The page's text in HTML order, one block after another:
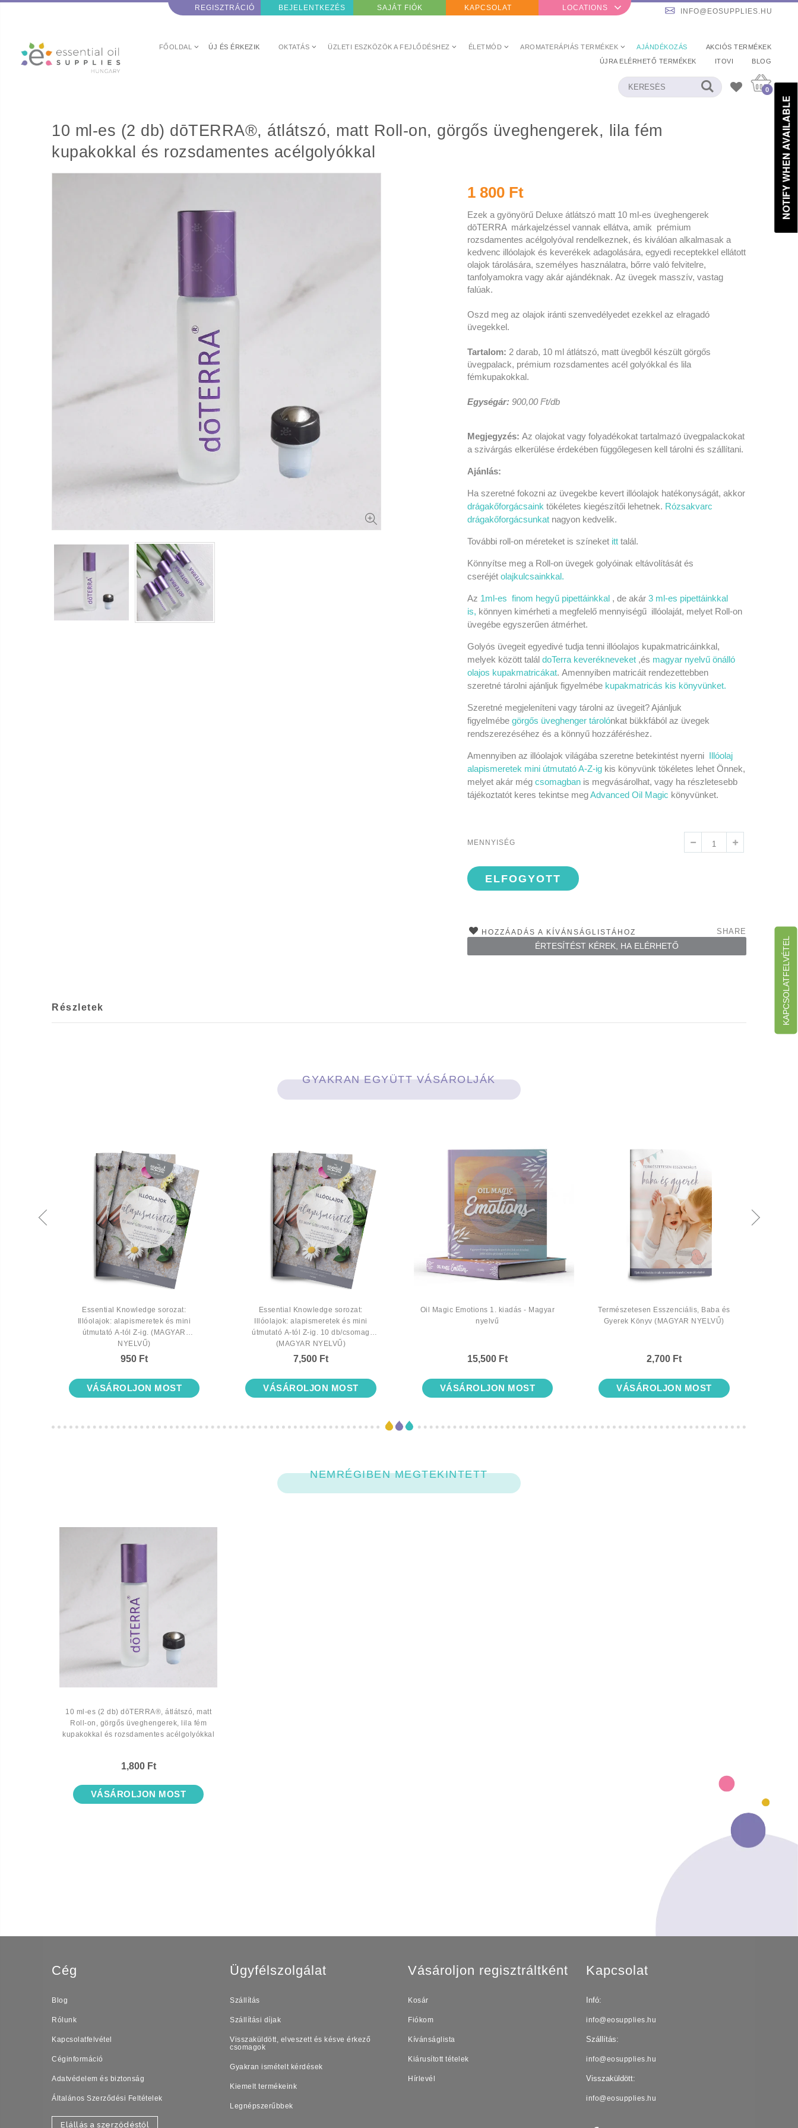
REGISZTRÁCIÓ BEJELENTKEZÉS SAJÁT FIÓK KAPCSOLAT LOCATIONS INFO@EOSUPPLIES.HU
FŐOLDAL ÚJ ÉS ÉRKEZIK OKTATÁS ÜZLETI ESZKÖZÖK A FEJLŐDÉSHEZ ÉLETMÓD AROMATERÁPIÁS TERMÉKEK AJÁNDÉKOZÁS
AKCIÓS TERMÉKEK
ÚJRA ELÉRHETŐ TERMÉKEK
ITOVI BLOG
0
10 ml-es (2 db) dōTERRA®, átlátszó, matt Roll-on, görgős üveghengerek, lila fém
kupakokkal és rozsdamentes acélgolyókkal
1 800 Ft
Ezek a gyönyörű Deluxe átlátszó matt 10 ml-es üveghengerek
dōTERRA márkajelzéssel vannak ellátva, amik prémium
rozsdamentes acélgolyóval rendelkeznek, és kiválóan alkalmasak a
kedvenc illóolajok és keverékek adagolására, egyedi receptekkel ellátott
olajok tárolására, személyes használatra, bőrre való felvitelre,
tanfolyamokra vagy akár ajándéknak. Az üvegek masszív, vastag
falúak.
Oszd meg az olajok iránti szenvedélyedet ezekkel az elragadó
üvegekkel.
Tartalom: 2 darab, 10 ml átlátszó, matt üvegből készült görgős
üvegpalack, prémium rozsdamentes acél golyókkal és lila
fémkupakokkal.
Egységár: 900,00 Ft/db
Megjegyzés: Az olajokat vagy folyadékokat tartalmazó üvegpalackokat
a szivárgás elkerülése érdekében függőlegesen kell tárolni és szállítani.
Ajánlás:
Ha szeretné fokozni az üvegekbe kevert illóolajok hatékonyságát, akkor
drágakőforgácsaink tökéletes kiegészítői lehetnek. Rózsakvarc
drágakőforgácsunkat nagyon kedvelik.
További roll-on méreteket is színeket itt talál.
Könnyítse meg a Roll-on üvegek golyóinak eltávolítását és
cseréjét olajkulcsainkkal.
Az 1ml-es finom hegyű pipettáinkkal , de akár 3 ml-es pipettáinkkal
is, könnyen kimérheti a megfelelő mennyiségű illóolaját, melyet Roll-on
üvegébe egyszerűen átmérhet.
Golyós üvegeit egyedivé tudja tenni illóolajos kupakmatricáinkkal,
melyek között talál doTerra keverékneveket ,és magyar nyelvű önálló
olajos kupakmatricákat. Amennyiben matricáit rendezettebben
szeretné tárolni ajánljuk figyelmébe kupakmatricás kis könyvünket.
Szeretné megjeleníteni vagy tárolni az üvegeit? Ajánljuk
figyelmébe görgős üveghenger tárolónkat bükkfából az üvegek
rendszerezéséhez és a könnyű hozzáféréshez.
Amennyiben az illóolajok világába szeretne betekintést nyerni Illóolaj
alapismeretek mini útmutató A-Z-ig kis könyvünk tökéletes lehet Önnek,
melyet akár még csomagban is megvásárolhat, vagy ha részletesebb
tájékoztatót keres tekintse megAdvanced Oil Magic könyvünket.
MENNYISÉG
ELFOGYOTT
HOZZÁADÁS A KÍVÁNSÁGLISTÁHOZ SHARE
ÉRTESÍTÉST KÉREK, HA ELÉRHETŐ
Részletek
GYAKRAN EGYÜTT VÁSÁROLJÁK
Essential Knowledge sorozat:
Illóolajok: alapismeretek és mini
útmutató A-tól Z-ig. (MAGYAR
NYELVŰ)
950 Ft
VÁSÁROLJON MOST
Essential Knowledge sorozat:
Illóolajok: alapismeretek és mini
útmutató A-tól Z-ig. 10 db/csomag
(MAGYAR NYELVŰ)
7,500 Ft
VÁSÁROLJON MOST
Oil Magic Emotions 1. kiadás - Magyar
nyelvű
15,500 Ft
VÁSÁROLJON MOST
Természetesen Esszenciális, Baba és
Gyerek Könyv (MAGYAR NYELVŰ)
2,700 Ft
VÁSÁROLJON MOST
NEMRÉGIBEN MEGTEKINTETT
10 ml-es (2 db) dōTERRA®, átlátszó, matt
Roll-on, görgős üveghengerek, lila fém
kupakokkal és rozsdamentes acélgolyókkal
1,800 Ft
VÁSÁROLJON MOST
KAPCSOLATFELVÉTEL
Cég
Blog
Rólunk
Kapcsolatfelvétel
Céginformáció
Adatvédelem és biztonság
Általános Szerződési Feltételek
Elállás a szerződéstől
Ügyfélszolgálat
Szállítás
Szállítási díjak
Visszaküldött, elveszett és késve érkező
csomagok
Gyakran ismételt kérdések
Kiemelt termékeink
Legnépszerűbbek
Vásároljon regisztráltként
Kosár
Fiókom
Kívánságlista
Kiárusított tételek
Hírlevél
Kapcsolat
Infó:
info@eosupplies.hu
Szállítás:
info@eosupplies.hu
Visszaküldött:
info@eosupplies.hu
NOTIFY WHEN AVAILABLE